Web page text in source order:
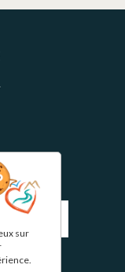
plans.
sur